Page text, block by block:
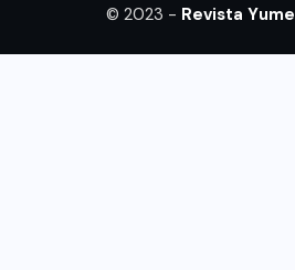
© 2023 - Revista Yume